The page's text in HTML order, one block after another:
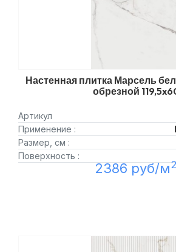
Настенная плитка Марсель
обрезной
Артикул
Применение :
Размер, см :
Поверхность :
2386 руб/м